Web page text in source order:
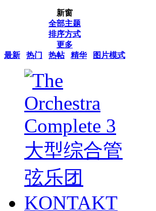
新窗
全部主题
排序方式
更多
最新
热门 热帖 精华 图片模式